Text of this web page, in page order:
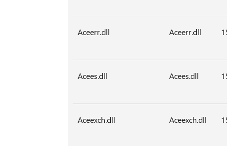
Aceerr.dll Aceerr.dll
Acees.dll Acees.dll
Aceexch.dll Aceexch.dll